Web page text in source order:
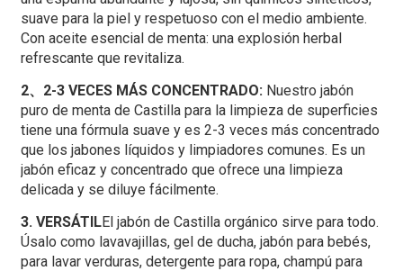
suave para la piel y respetuoso con el medio ambiente.
Con aceite esencial de menta: una explosión herbal
refrescante que revitaliza.
2、2-3 VECES MÁS CONCENTRADO: Nuestro jabón
puro de menta de Castilla para la limpieza de superficies
tiene una fórmula suave y es 2-3 veces más concentrado
que los jabones líquidos y limpiadores comunes. Es un
jabón eficaz y concentrado que ofrece una limpieza
delicada y se diluye fácilmente.
3. VERSÁTILEl jabón de Castilla orgánico sirve para todo.
Úsalo como lavavajillas, gel de ducha, jabón para bebés,
para lavar verduras, detergente para ropa, champú para